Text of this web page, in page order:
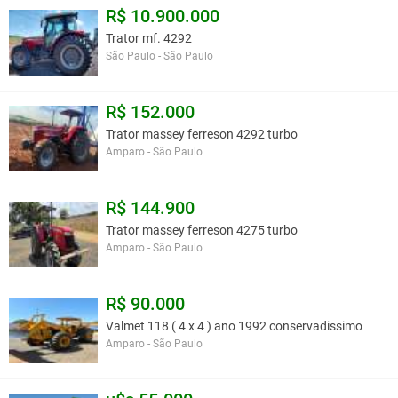
R$ 10.900.000
Trator mf. 4292
São Paulo - São Paulo
R$ 152.000
Trator massey ferreson 4292 turbo
Amparo - São Paulo
R$ 144.900
Trator massey ferreson 4275 turbo
Amparo - São Paulo
R$ 90.000
Valmet 118 ( 4 x 4 ) ano 1992 conservadissimo
Amparo - São Paulo